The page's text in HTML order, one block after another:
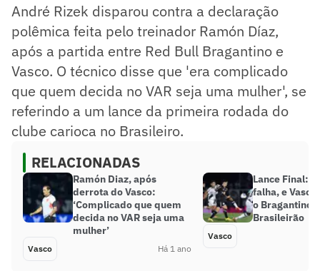
André Rizek disparou contra a declaração
polêmica feita pelo treinador Ramón Díaz,
após a partida entre Red Bull Bragantino e
Vasco. O técnico disse que 'era complicado
que quem decida no VAR seja uma mulher', se
referindo a um lance da primeira rodada do
clube carioca no Brasileiro.
RELACIONADAS
Ramón Diaz, após
derrota do Vasco:
‘Complicado que quem
decida no VAR seja uma
mulher’
Vasco Há 1 ano
Lance Final:
falha, e
o Bragantino
Brasileirão
Vasco